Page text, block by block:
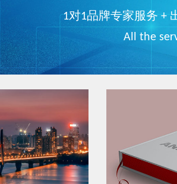
1对1品牌专家服务 +
All the